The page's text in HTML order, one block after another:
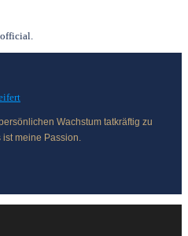
Wachstum tatkräftig zu
ist meine Passion.